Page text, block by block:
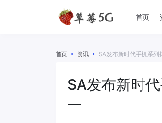
首页
首页 资讯 SA发布新时代手机系列
SA发布新时
一